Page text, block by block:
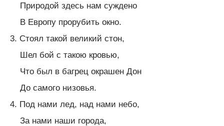
Природой здесь нам суждено
В Европу прорубить окно.
3. Стоял такой великий стон,
Шел бой с такою кровью,
Что был в багрец окрашен Дон
До самого низовья.
4. Под нами лед, над нами небо,
За нами наши города,